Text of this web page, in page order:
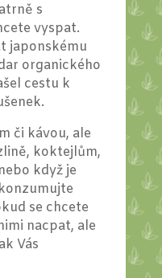
s
vyspat.
japonskému
organického
cestu k
či kávou, ale
koktejlům,
když je
se chcete
nacpat, ale
Vás